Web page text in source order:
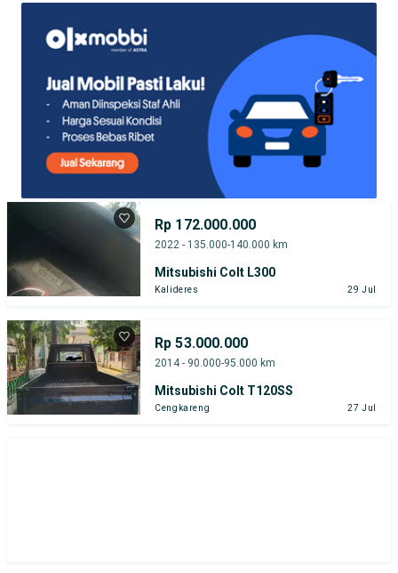
Rp 172.000.000
2022 - 135.000-140.000 km
Mitsubishi Colt L300
Kalideres 29 Jul
Rp 53.000.000
2014 - 90.000-95.000 km
Mitsubishi Colt T120SS
Cengkareng 27 Jul